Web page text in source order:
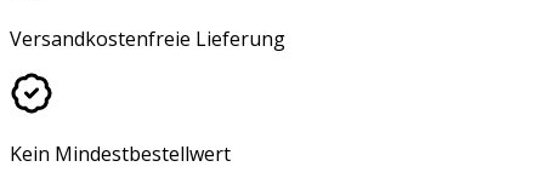
Versandkostenfreie Lieferung
Kein Mindestbestellwert